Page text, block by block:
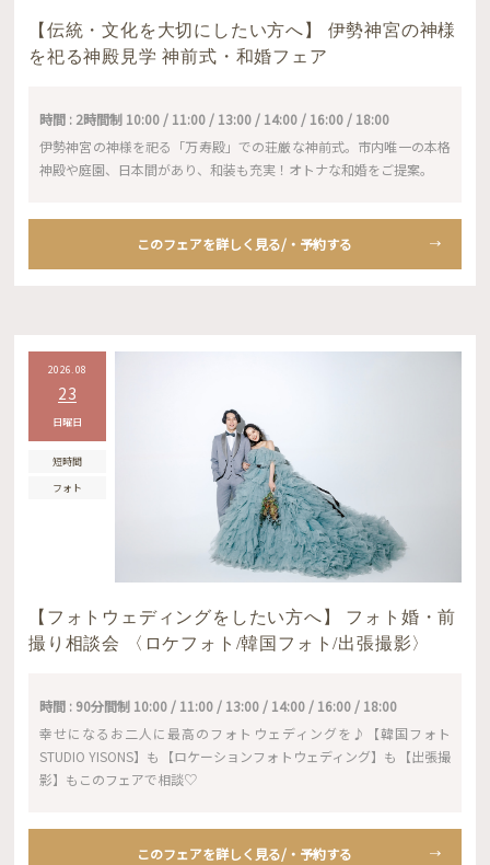
【伝統・文化を大切にしたい方へ】 伊勢神宮の神様
を祀る神殿見学 神前式・和婚フェア
時間 : 2時間制 10:00 / 11:00 / 13:00 / 14:00 / 16:00 / 18:00
伊勢神宮の神様を祀る「万寿殿」での荘厳な神前式。市内唯一の本格
神殿や庭園、日本間があり、和装も充実！オトナな和婚をご提案。
このフェアを詳しく見る/・予約する
2026.08
23
日曜日
短時間
フォト
【フォトウェディングをしたい方へ】 フォト婚・前
撮り相談会 〈ロケフォト/韓国フォト/出張撮影〉
時間 : 90分間制 10:00 / 11:00 / 13:00 / 14:00 / 16:00 / 18:00
幸せになるお二人に最高のフォトウェディングを♪【韓国フォト
STUDIO YISONS】も【ロケーションフォトウェディング】も【出張撮
影】もこのフェアで相談♡
このフェアを詳しく見る/・予約する